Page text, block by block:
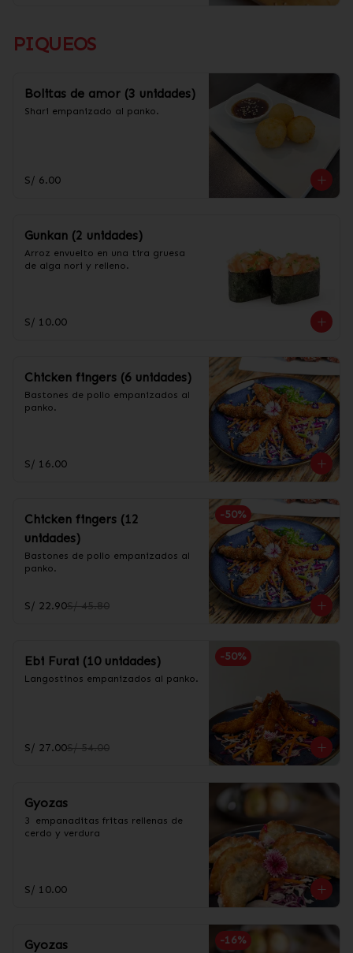
PIQUEOS
Bolitas de amor (3 unidades)
Shari empanizado al panko.
S/ 6.00
Gunkan (2 unidades)
Arroz envuelto en una tira gruesa
de alga nori y relleno.
S/ 10.00
Chicken fingers (6 unidades)
Bastones de pollo empanizados al
panko.
S/ 16.00
-50%
Chicken fingers (12
unidades)
Bastones de pollo empanizados al
panko.
S/ 22.90S/ 45.80
-50%
Ebi Furai (10 unidades)
Langostinos empanizados al panko.
S/ 27.00S/ 54.00
Gyozas
3  empanaditas fritas rellenas de
cerdo y verdura
S/ 10.00
-16%
Gyozas